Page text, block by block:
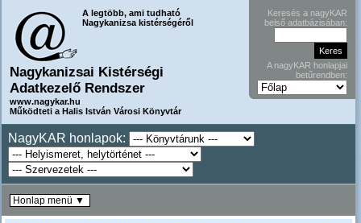
A legtöbb, ami tudható
Nagykanizsa kistérségéről
Nagykanizsai Kistérségi
Adatkezelő Rendszer
www.nagykar.hu
Működteti a Halis István Városi Könyvtár
Keresés a nagyKAR
belső adatbázisában:
A nagyKAR honlapjai
betűrendben:
NagyKAR honlapok:
Honlap menü ▼